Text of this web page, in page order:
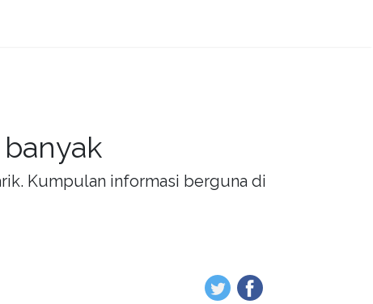
Kumpulan informasi berguna di